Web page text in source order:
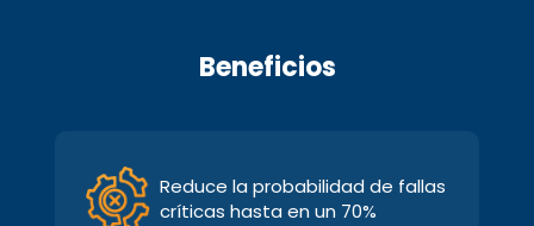
Beneficios
Reduce la probabilidad de fallas
críticas hasta en un 70%